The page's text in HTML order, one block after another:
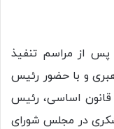
پس از مراسم تنفیذ
و با حضور رئیس
قانون اساسی، رئیس
در مجلس شورای